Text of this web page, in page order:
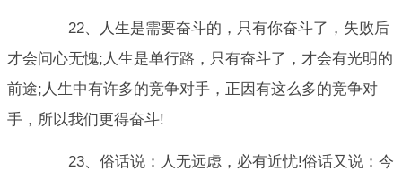
22、人生是需要奋斗的，只有你奋斗了，失败后
才会问心无愧;人生是单行路，只有奋斗了，才会有光明的
前途;人生中有许多的竞争对手，正因有这么多的竞争对
手，所以我们更得奋斗!
23、俗话说：人无远虑，必有近忧!俗话又说：今